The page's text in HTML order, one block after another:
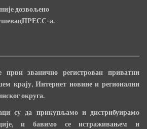
дозвољено
а.
званично регистрован приватни
крају, Интернет новине и регионални
округа.
су да прикупљамо и дистрибуирамо
и бавимо се истраживањем и